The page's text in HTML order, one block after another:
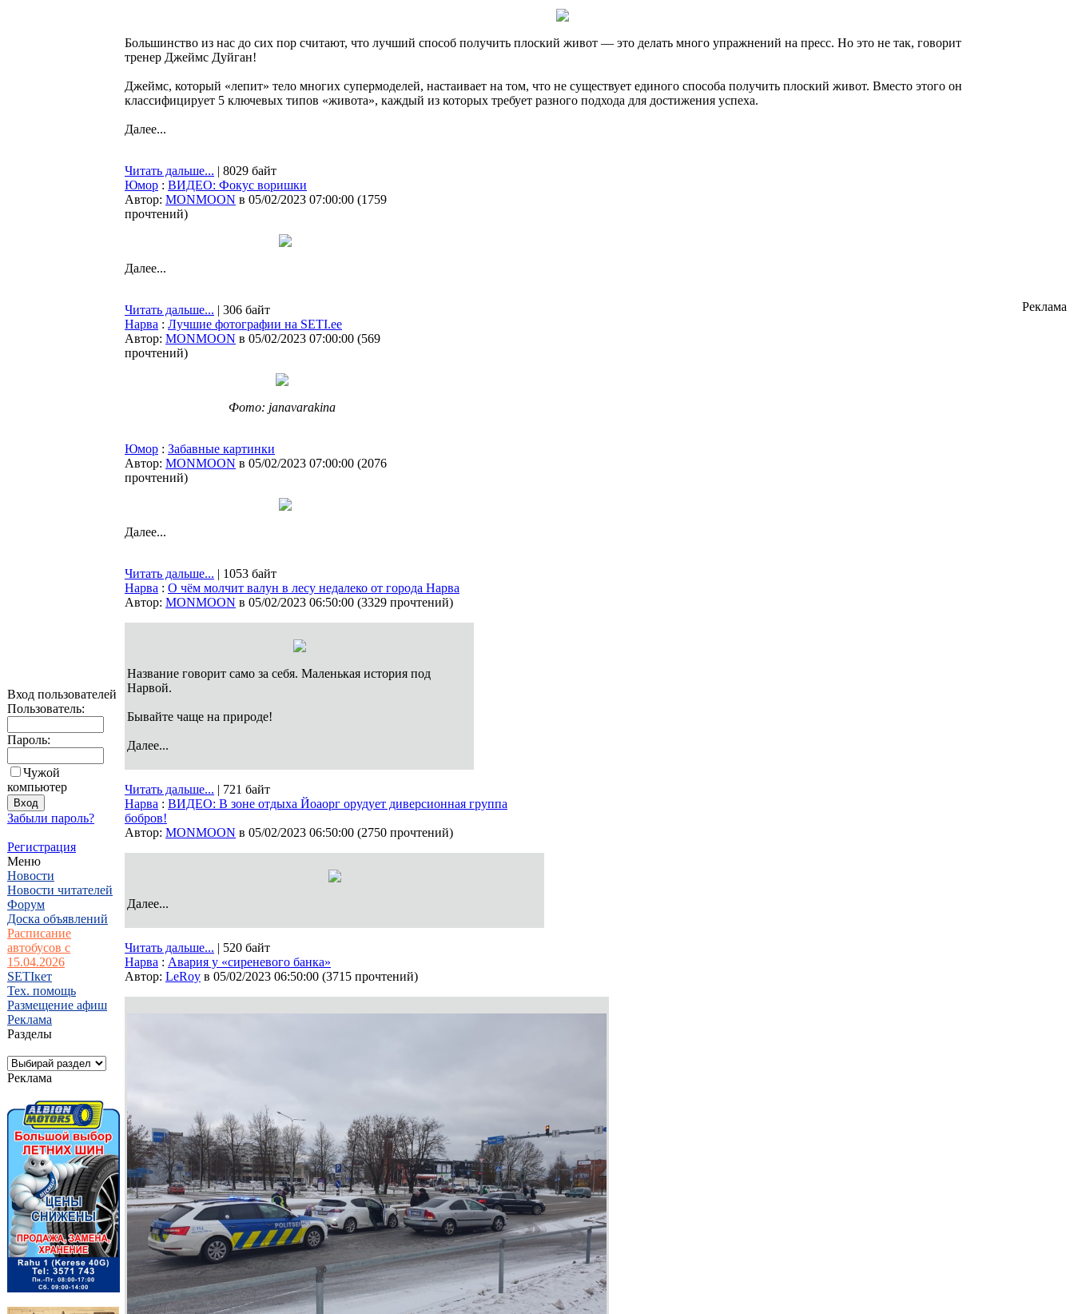
Вход пользователей
Пользователь:
Пароль:
Чужой
компьютер
Забыли пароль?
Регистрация
Меню
Новости
Новости читателей
Форум
Доска объявлений
Расписание
автобусов с
15.04.2026
SETIкет
Тех. помощь
Размещение афиш
Реклама
Разделы
Реклама
Большинство из нас до сих пор считают, что лучший способ получить плоский живот — это делать много упражнений на пресс. Но это не так, говорит
тренер Джеймс Дуйган!
Джеймс, который «лепит» тело многих супермоделей, настаивает на том, что не существует единого способа получить плоский живот. Вместо этого он
классифицирует 5 ключевых типов «живота», каждый из которых требует разного подхода для достижения успеха.
Далее...
Читать дальше... | 8029 байт
Юмор : ВИДЕО: Фокус воришки
Автор: MONMOON в 05/02/2023 07:00:00 (1759
прочтений)
Далее...
Читать дальше... | 306 байт
Нарва : Лучшие фотографии на SETI.ee
Автор: MONMOON в 05/02/2023 07:00:00 (569
прочтений)
Фото: janavarakina
Юмор : Забавные картинки
Автор: MONMOON в 05/02/2023 07:00:00 (2076
прочтений)
Далее...
Читать дальше... | 1053 байт
Нарва : О чём молчит валун в лесу недалеко от города Нарва
Автор: MONMOON в 05/02/2023 06:50:00 (3329 прочтений)
Название говорит само за себя. Маленькая история под
Нарвой.
Бывайте чаще на природе!
Далее...
Читать дальше... | 721 байт
Нарва : ВИДЕО: В зоне отдыха Йоаорг орудует диверсионная группа
бобров!
Автор: MONMOON в 05/02/2023 06:50:00 (2750 прочтений)
Далее...
Читать дальше... | 520 байт
Нарва : Авария у «сиреневого банка»
Автор: LeRoy в 05/02/2023 06:50:00 (3715 прочтений)
Реклама